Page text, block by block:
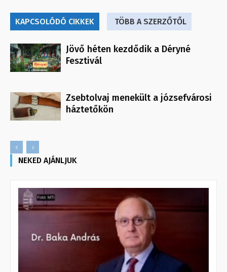
KAPCSOLÓDÓ CIKKEK TÖBB A SZERZŐTŐL
Jövő héten kezdődik a Déryné
Fesztivál
Zsebtolvaj menekült a józsefvárosi
háztetőkön
NEKED AJÁNLJUK